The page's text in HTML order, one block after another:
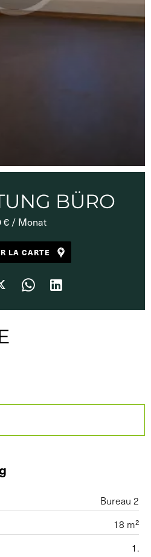
BÜRO
€ / Monat
LA CARTE
Bureau 2
18 m²
1.